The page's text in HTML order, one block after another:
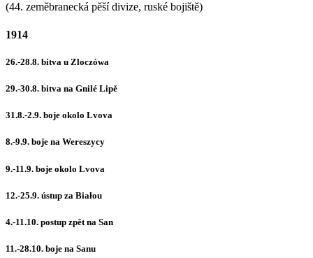
(44. zeměbranecká pěší divize, ruské bojiště)
1914
26.-28.8. bitva u Zloczówa
29.-30.8. bitva na Gnilé Lipě
31.8.-2.9. boje okolo Lvova
8.-9.9. boje na Wereszycy
9.-11.9. boje okolo Lvova
12.-25.9. ústup za Białou
4.-11.10. postup zpět na San
11.-28.10. boje na Sanu